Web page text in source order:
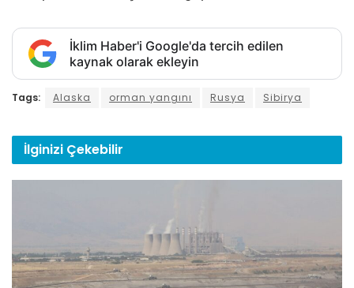
İklim Haber'i Google'da tercih edilen
kaynak olarak ekleyin
Tags: Alaska orman yangını Rusya Sibirya
İlginizi Çekebilir